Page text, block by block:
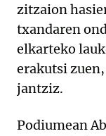
zitzaion
txandaren
elkarteko
erakutsi
jantziz.
Podiumean